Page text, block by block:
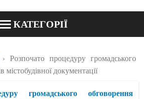
КАТЕГОРІЇ
БЛОГИ
Розпочато процедуру громадського
містобудівної документації
громадського обговорення